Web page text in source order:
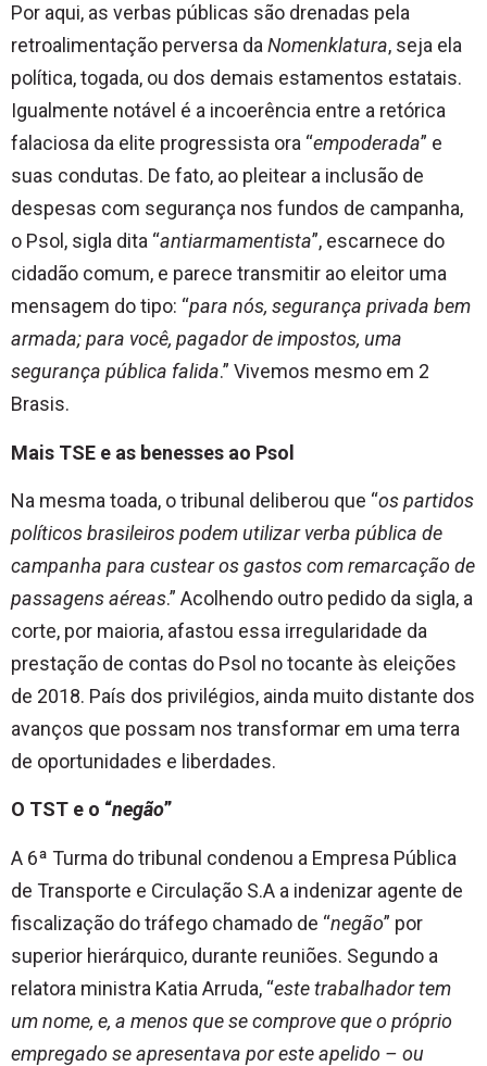
Por aqui, as verbas públicas são drenadas pela
retroalimentação perversa da Nomenklatura, seja ela
política, togada, ou dos demais estamentos estatais.
Igualmente notável é a incoerência entre a retórica
falaciosa da elite progressista ora “empoderada” e
suas condutas. De fato, ao pleitear a inclusão de
despesas com segurança nos fundos de campanha,
o Psol, sigla dita “antiarmamentista”, escarnece do
cidadão comum, e parece transmitir ao eleitor uma
mensagem do tipo: “para nós, segurança privada bem
armada; para você, pagador de impostos, uma
segurança pública falida.” Vivemos mesmo em 2
Brasis.
Mais TSE e as benesses ao Psol
Na mesma toada, o tribunal deliberou que “os partidos
políticos brasileiros podem utilizar verba pública de
campanha para custear os gastos com remarcação de
passagens aéreas.” Acolhendo outro pedido da sigla, a
corte, por maioria, afastou essa irregularidade da
prestação de contas do Psol no tocante às eleições
de 2018. País dos privilégios, ainda muito distante dos
avanços que possam nos transformar em uma terra
de oportunidades e liberdades.
O TST e o “negão”
A 6ª Turma do tribunal condenou a Empresa Pública
de Transporte e Circulação S.A a indenizar agente de
fiscalização do tráfego chamado de “negão” por
superior hierárquico, durante reuniões. Segundo a
relatora ministra Katia Arruda, “este trabalhador tem
um nome, e, a menos que se comprove que o próprio
empregado se apresentava por este apelido – ou